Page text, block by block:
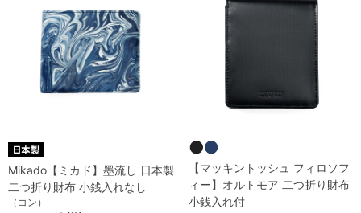
Mikado【ミカド】墨流し 日本製
二つ折り財布 小銭入れなし
（コン）
【マッキントッシュ フィロソフ
ィー】オルトモア 二つ折り財布
小銭入れ付